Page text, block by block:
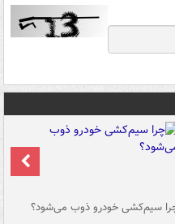
سیم‌کشی خودرو ذوب می‌شود؟